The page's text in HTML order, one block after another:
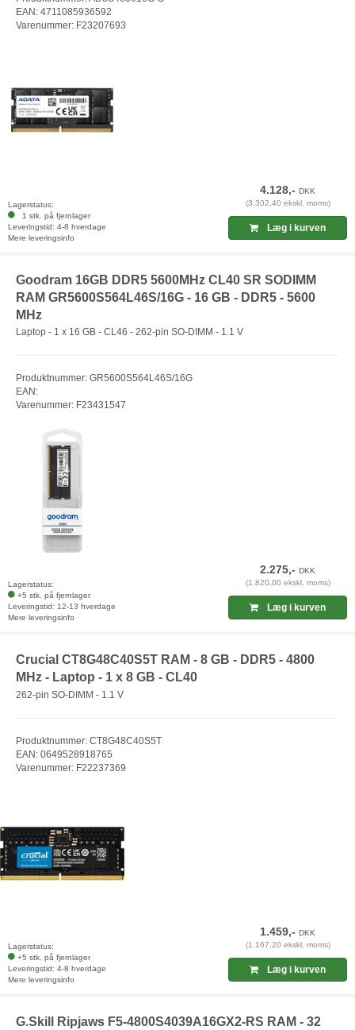
EAN: 4711085936592
Varenummer: F23207693
Lagerstatus:
1 stk. på fjernlager
Leveringstid: 4-8 hverdage
Mere leveringsinfo
4.128,-DKK
(3.302,40 ekskl. moms)
Læg i kurven
Goodram 16GB DDR5 5600MHz CL40 SR SODIMM
RAM GR5600S564L46S/16G - 16 GB - DDR5 - 5600
MHz
Laptop - 1 x 16 GB - CL46 - 262-pin SO-DIMM - 1.1 V
Produktnummer: GR5600S564L46S/16G
EAN:
Varenummer: F23431547
Lagerstatus:
+5 stk. på fjernlager
Leveringstid: 12-13 hverdage
Mere leveringsinfo
2.275,-DKK
(1.820,00 ekskl. moms)
Læg i kurven
Crucial CT8G48C40S5T RAM - 8 GB - DDR5 - 4800
MHz - Laptop - 1 x 8 GB - CL40
262-pin SO-DIMM - 1.1 V
Produktnummer: CT8G48C40S5T
EAN: 0649528918765
Varenummer: F22237369
Lagerstatus:
+5 stk. på fjernlager
Leveringstid: 4-8 hverdage
Mere leveringsinfo
1.459,-DKK
(1.167,20 ekskl. moms)
Læg i kurven
G.Skill Ripjaws F5-4800S4039A16GX2-RS RAM - 32